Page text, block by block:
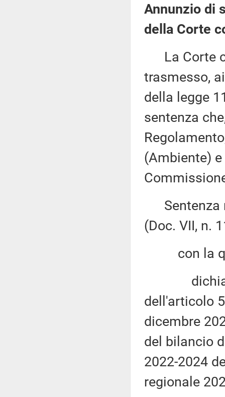
Annunzio di
della Corte
La Corte
trasmesso,
della legge
sentenza
(Ambiente)
Sentenza
(Doc. VII, n.
con la
dichiara
dell'articolo
dicembre
del bilancio
2022-2024
regionale